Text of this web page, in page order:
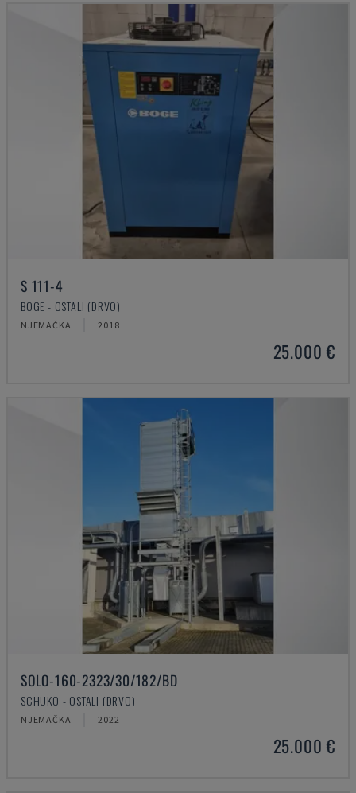
S 111-4
BOGE - OSTALI (DRVO)
NJEMAČKA 2018
25.000 €
SOLO-160-2323/30/182/BD
SCHUKO - OSTALI (DRVO)
NJEMAČKA 2022
25.000 €